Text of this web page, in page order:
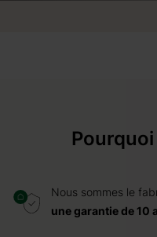
Nous sommes le
une garantie de 10